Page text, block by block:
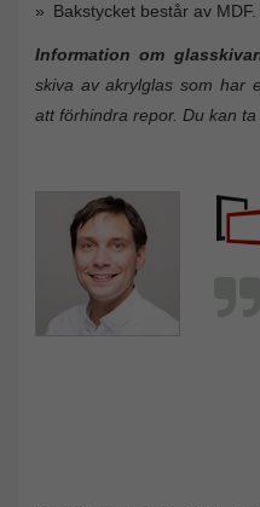
Bakstycket består av MDF.
Information om
skiva av akrylglas som har
att förhindra repor. Du kan